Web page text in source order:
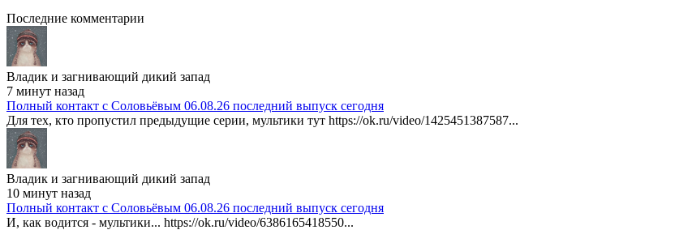
Последние комментарии
Владик и загнивающий дикий запад
7 минут назад
Полный контакт с Соловьёвым 06.08.26 последний выпуск сегодня
Для тех, кто пропустил предыдущие серии, мультики тут https://ok.ru/video/1425451387587...
Владик и загнивающий дикий запад
10 минут назад
Полный контакт с Соловьёвым 06.08.26 последний выпуск сегодня
И, как водится - мультики... https://ok.ru/video/6386165418550...